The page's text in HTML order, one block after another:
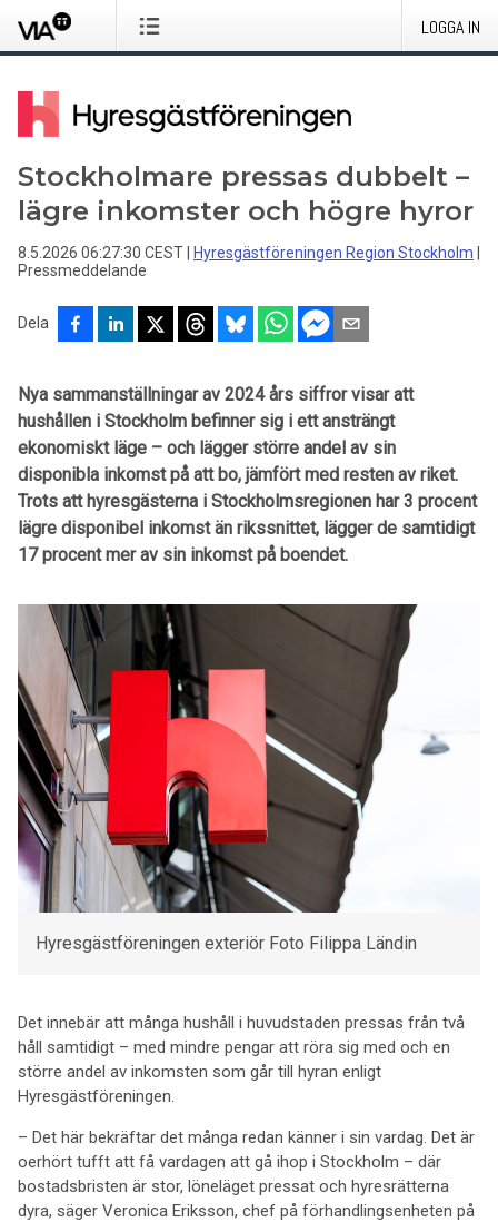
LOGGA IN
Stockholmare pressas dubbelt –
lägre inkomster och högre hyror
8.5.2026 06:27:30 CEST Hyresgästföreningen Region Stockholm
Pressmeddelande
Dela
Nya sammanställningar av 2024 års siffror visar att
hushållen i Stockholm befinner sig i ett ansträngt
ekonomiskt läge – och lägger större andel av sin
disponibla inkomst på att bo, jämfört med resten av riket.
Trots att hyresgästerna i Stockholmsregionen har 3 procent
lägre disponibel inkomst än rikssnittet, lägger de samtidigt
17 procent mer av sin inkomst på boendet.
Hyresgästföreningen exteriör Foto Filippa Ländin
Det innebär att många hushåll i huvudstaden pressas från två
håll samtidigt – med mindre pengar att röra sig med och en
större andel av inkomsten som går till hyran enligt
Hyresgästföreningen.
– Det här bekräftar det många redan känner i sin vardag. Det är
oerhört tufft att få vardagen att gå ihop i Stockholm – där
bostadsbristen är stor, löneläget pressat och hyresrätterna
dyra, säger Veronica Eriksson, chef på förhandlingsenheten på